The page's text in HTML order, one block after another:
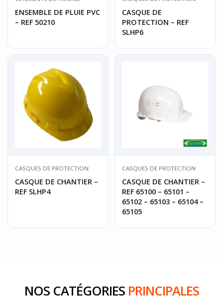
ENSEMBLE DE PLUIE PVC
– REF 50210
CASQUE DE
PROTECTION – REF
SLHP6
CASQUES DE PROTECTION
CASQUE DE CHANTIER –
REF SLHP4
CASQUES DE PROTECTION
CASQUE DE CHANTIER –
REF 65100 – 65101 –
65102 – 65103 – 65104 –
65105
NOS CATÉGORIES PRINCIPALES